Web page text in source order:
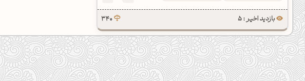
بازدید اخیر : 5 340